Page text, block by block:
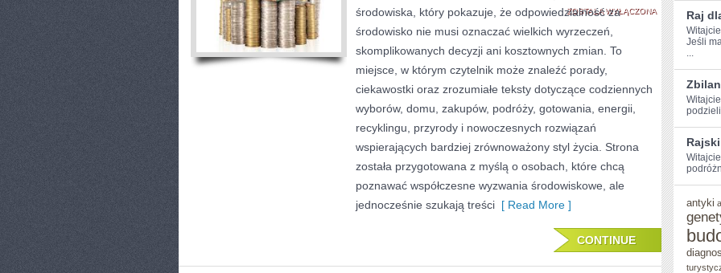
GŁOS
ZOSTAŁA WYŁĄCZONA
środowiska, który pokazuje, że odpowiedzialność za
środowisko nie musi oznaczać wielkich wyrzeczeń,
skomplikowanych decyzji ani kosztownych zmian. To
miejsce, w którym czytelnik może znaleźć porady,
ciekawostki oraz zrozumiałe teksty dotyczące codziennych
wyborów, domu, zakupów, podróży, gotowania, energii,
recyklingu, przyrody i nowoczesnych rozwiązań
wspierających bardziej zrównoważony styl życia. Strona
została przygotowana z myślą o osobach, które chcą
poznawać współczesne wyzwania środowiskowe, ale
jednocześnie szukają treści [ Read More ]
CONTINUE
Raj
Jeśli
...
antyki